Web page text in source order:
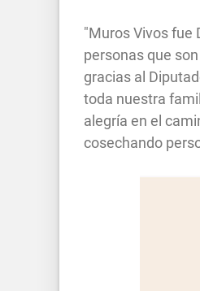
"Muros Vivos fue
personas que
gracias al
toda nuestra
alegría en el
cosechando